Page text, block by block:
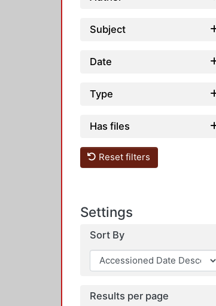
Subject
Date
Type
Has files
Reset filters
Settings
Sort By
Results per page